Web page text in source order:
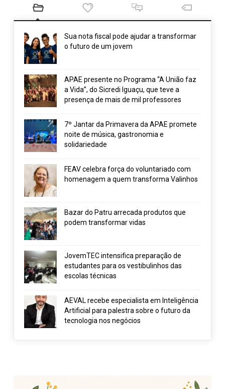
Sua nota fiscal pode ajudar a transformar
o futuro de um jovem
APAE presente no Programa “A União faz
a Vida”, do Sicredi Iguaçu, que teve a
presença de mais de mil professores
7º Jantar da Primavera da APAE promete
noite de música, gastronomia e
solidariedade
FEAV celebra força do voluntariado com
homenagem a quem transforma Valinhos
Bazar do Patru arrecada produtos que
podem transformar vidas
JovemTEC intensifica preparação de
estudantes para os vestibulinhos das
escolas técnicas
AEVAL recebe especialista em Inteligência
Artificial para palestra sobre o futuro da
tecnologia nos negócios